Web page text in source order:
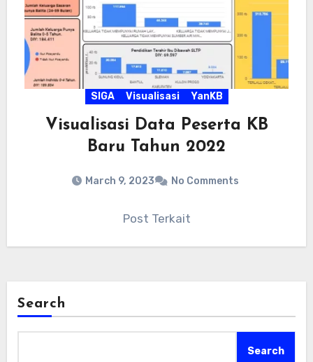
SIGA Visualisasi YanKB
Visualisasi Data Peserta KB
Baru Tahun 2022
March 9, 2023 No Comments
Post Terkait
Search
Search